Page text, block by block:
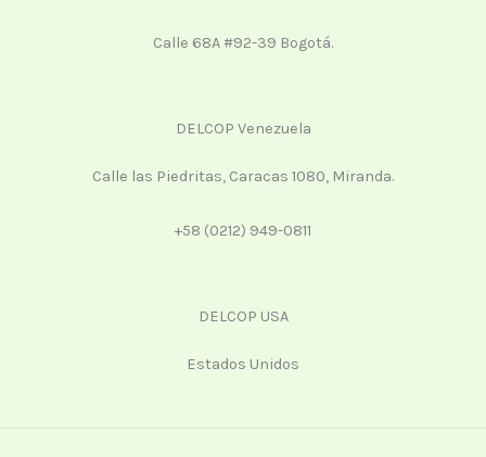
Calle 68A #92-39 Bogotá.
DELCOP Venezuela
Calle las Piedritas, Caracas 1080, Miranda.
+58 (0212) 949-0811
DELCOP USA
Estados Unidos